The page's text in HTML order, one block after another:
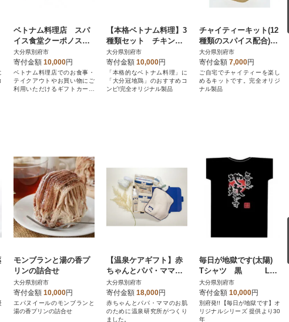
ベトナム料理店 スパ
イス食堂クーポノスの
ギフトカード 3000円
分(1,000円分×3枚)
大分県別府市
寄付金額 10,000円
ベトナム料理店でのお食事・
テイクアウトやお買い物にご
利用いただけるギフトカード
【本格ベトナム料理】3
種類セット チキンフ
ォー・トマトチキンフ
ォー・サッチャムチキ
ンカレー(3食分)
大分県別府市
寄付金額 10,000円
「本格的なベトナム料理」に
「大分冠地鶏」のおすすめコ
ンビ!完全オリジナル製品
チャイティーキット(12
種類のスパイス配合)×3
個(1個につきティーバ
ッグ式5パック入り)
大分県別府市
寄付金額 7,000円
ご自宅でチャイティーを楽し
めるキットです。完全オリジ
ナル製品
モンブランと湯の香プ
リンの詰合せ
大分県別府市
寄付金額 10,000円
エパヌイールのモンブランと
湯の香プリンの詰合せ
【温泉ケアギフト】赤
ちゃんとパパ・ママの
ためのminikuma タ
オルギフトセット
大分県別府市
寄付金額 18,000円
赤ちゃんとパパ・ママのお肌
のために温泉研究所がつくり
ました。
毎日が地獄です(太陽)
Tシャツ 黒 LL
サイズ
大分県別府市
寄付金額 10,000円
別府発!!【毎日が地獄です】オ
リジナルシリーズ 提供より30
年